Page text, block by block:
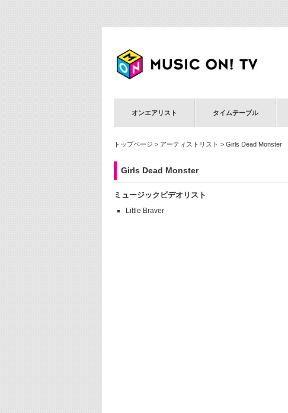
オンエアリスト タイムテーブル
トップページ > アーティストリスト > Girls Dead Monster
Girls Dead Monster
ミュージックビデオリスト
Little Braver